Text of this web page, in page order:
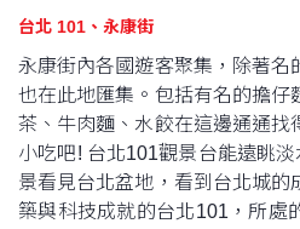
台北 101、永康街
永康街內各國遊客聚集，除著名
也在此地匯集。包括有名的擔仔
茶、牛肉麵、水餃在這邊通通找
小吃吧! 台北101觀景台能遠眺
景看見台北盆地，看到台北城的
築與科技成就的台北101，所處